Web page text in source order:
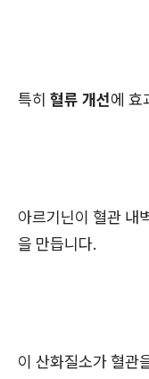
특히 혈류 개선에 효
아르기닌이 혈관 내
을 만듭니다.
이 산화질소가 혈관